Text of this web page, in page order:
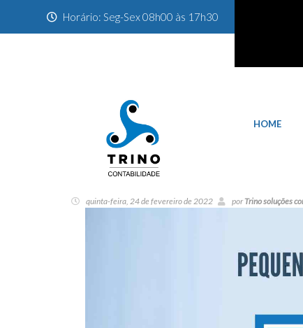
Horário: Seg-Sex 08h00 às 17h30
HOME
quinta-feira, 24 de fevereiro de 2022 por Trino soluções